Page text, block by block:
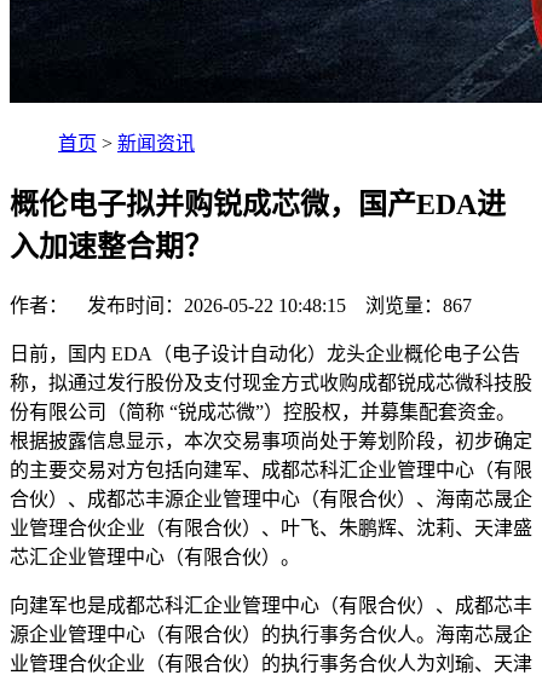
首页 > 新闻资讯
概伦电子拟并购锐成芯微，国产EDA进
入加速整合期？
作者： 发布时间：2026-05-22 10:48:15 浏览量： 867
日前，国内 EDA（电子设计自动化）龙头企业概伦电子公告
称，拟通过发行股份及支付现金方式收购成都锐成芯微科技股
份有限公司（简称 “锐成芯微”）控股权，并募集配套资金。
根据披露信息显示，本次交易事项尚处于筹划阶段，初步确定
的主要交易对方包括向建军、成都芯科汇企业管理中心（有限
合伙）、成都芯丰源企业管理中心（有限合伙）、海南芯晟企
业管理合伙企业（有限合伙）、叶飞、朱鹏辉、沈莉、天津盛
芯汇企业管理中心（有限合伙）。
向建军也是成都芯科汇企业管理中心（有限合伙）、成都芯丰
源企业管理中心（有限合伙）的执行事务合伙人。海南芯晟企
业管理合伙企业（有限合伙）的执行事务合伙人为刘瑜、天津